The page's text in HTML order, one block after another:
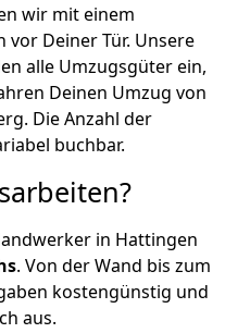
wir mit einem
Deiner Tür. Unsere
alle Umzugsgüter ein,
Deinen Umzug von
Die Anzahl der
buchbar.
in Hattingen
. Von der Wand bis zum
kostengünstig und
aus.